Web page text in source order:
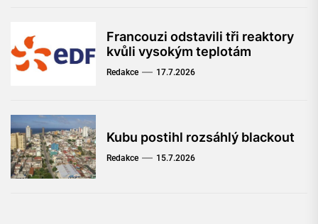
Francouzi odstavili tři reaktory
kvůli vysokým teplotám
Redakce 17.7.2026
Kubu postihl rozsáhlý blackout
Redakce 15.7.2026